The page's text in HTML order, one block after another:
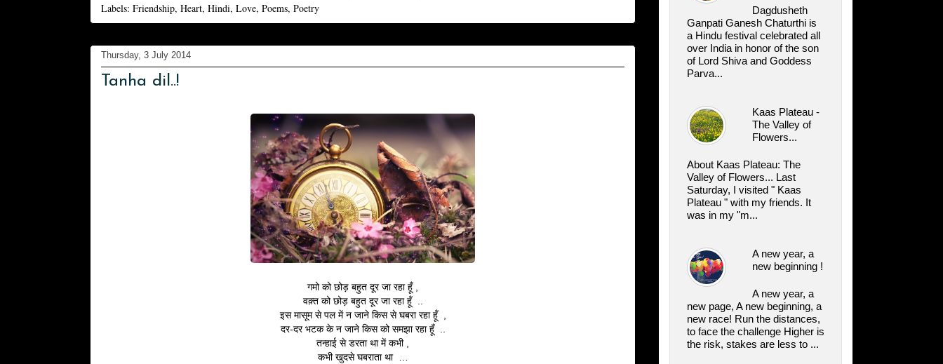
Labels: Friendship, Heart, Hindi, Love, Poems, Poetry
Thursday, 3 July 2014
Tanha dil..!
गमो को छोड़ बहुत दूर जा रहा हूँ ,
वक़्त को छोड़ बहुत दूर जा रहा हूँ ..
इस मासूम से पल में न जाने किस से घबरा रहा हूँ ,
दर-दर भटक के न जाने किस को समझा रहा हूँ ..
तन्हाई से डरता था में कभी ,
कभी खुदसे घबराता था …
Dagdusheth
Ganpati Ganesh Chaturthi is
a Hindu festival celebrated all
over India in honor of the son
of Lord Shiva and Goddess
Parva...
Kaas Plateau -
The Valley of
Flowers...
About Kaas Plateau: The
Valley of Flowers... Last
Saturday, I visited " Kaas
Plateau " with my friends. It
was in my "m...
A new year, a
new beginning !
A new year, a
new page, A new beginning, a
new race! Run the distances,
to face the challenge Higher is
the risk, stakes are less to ...